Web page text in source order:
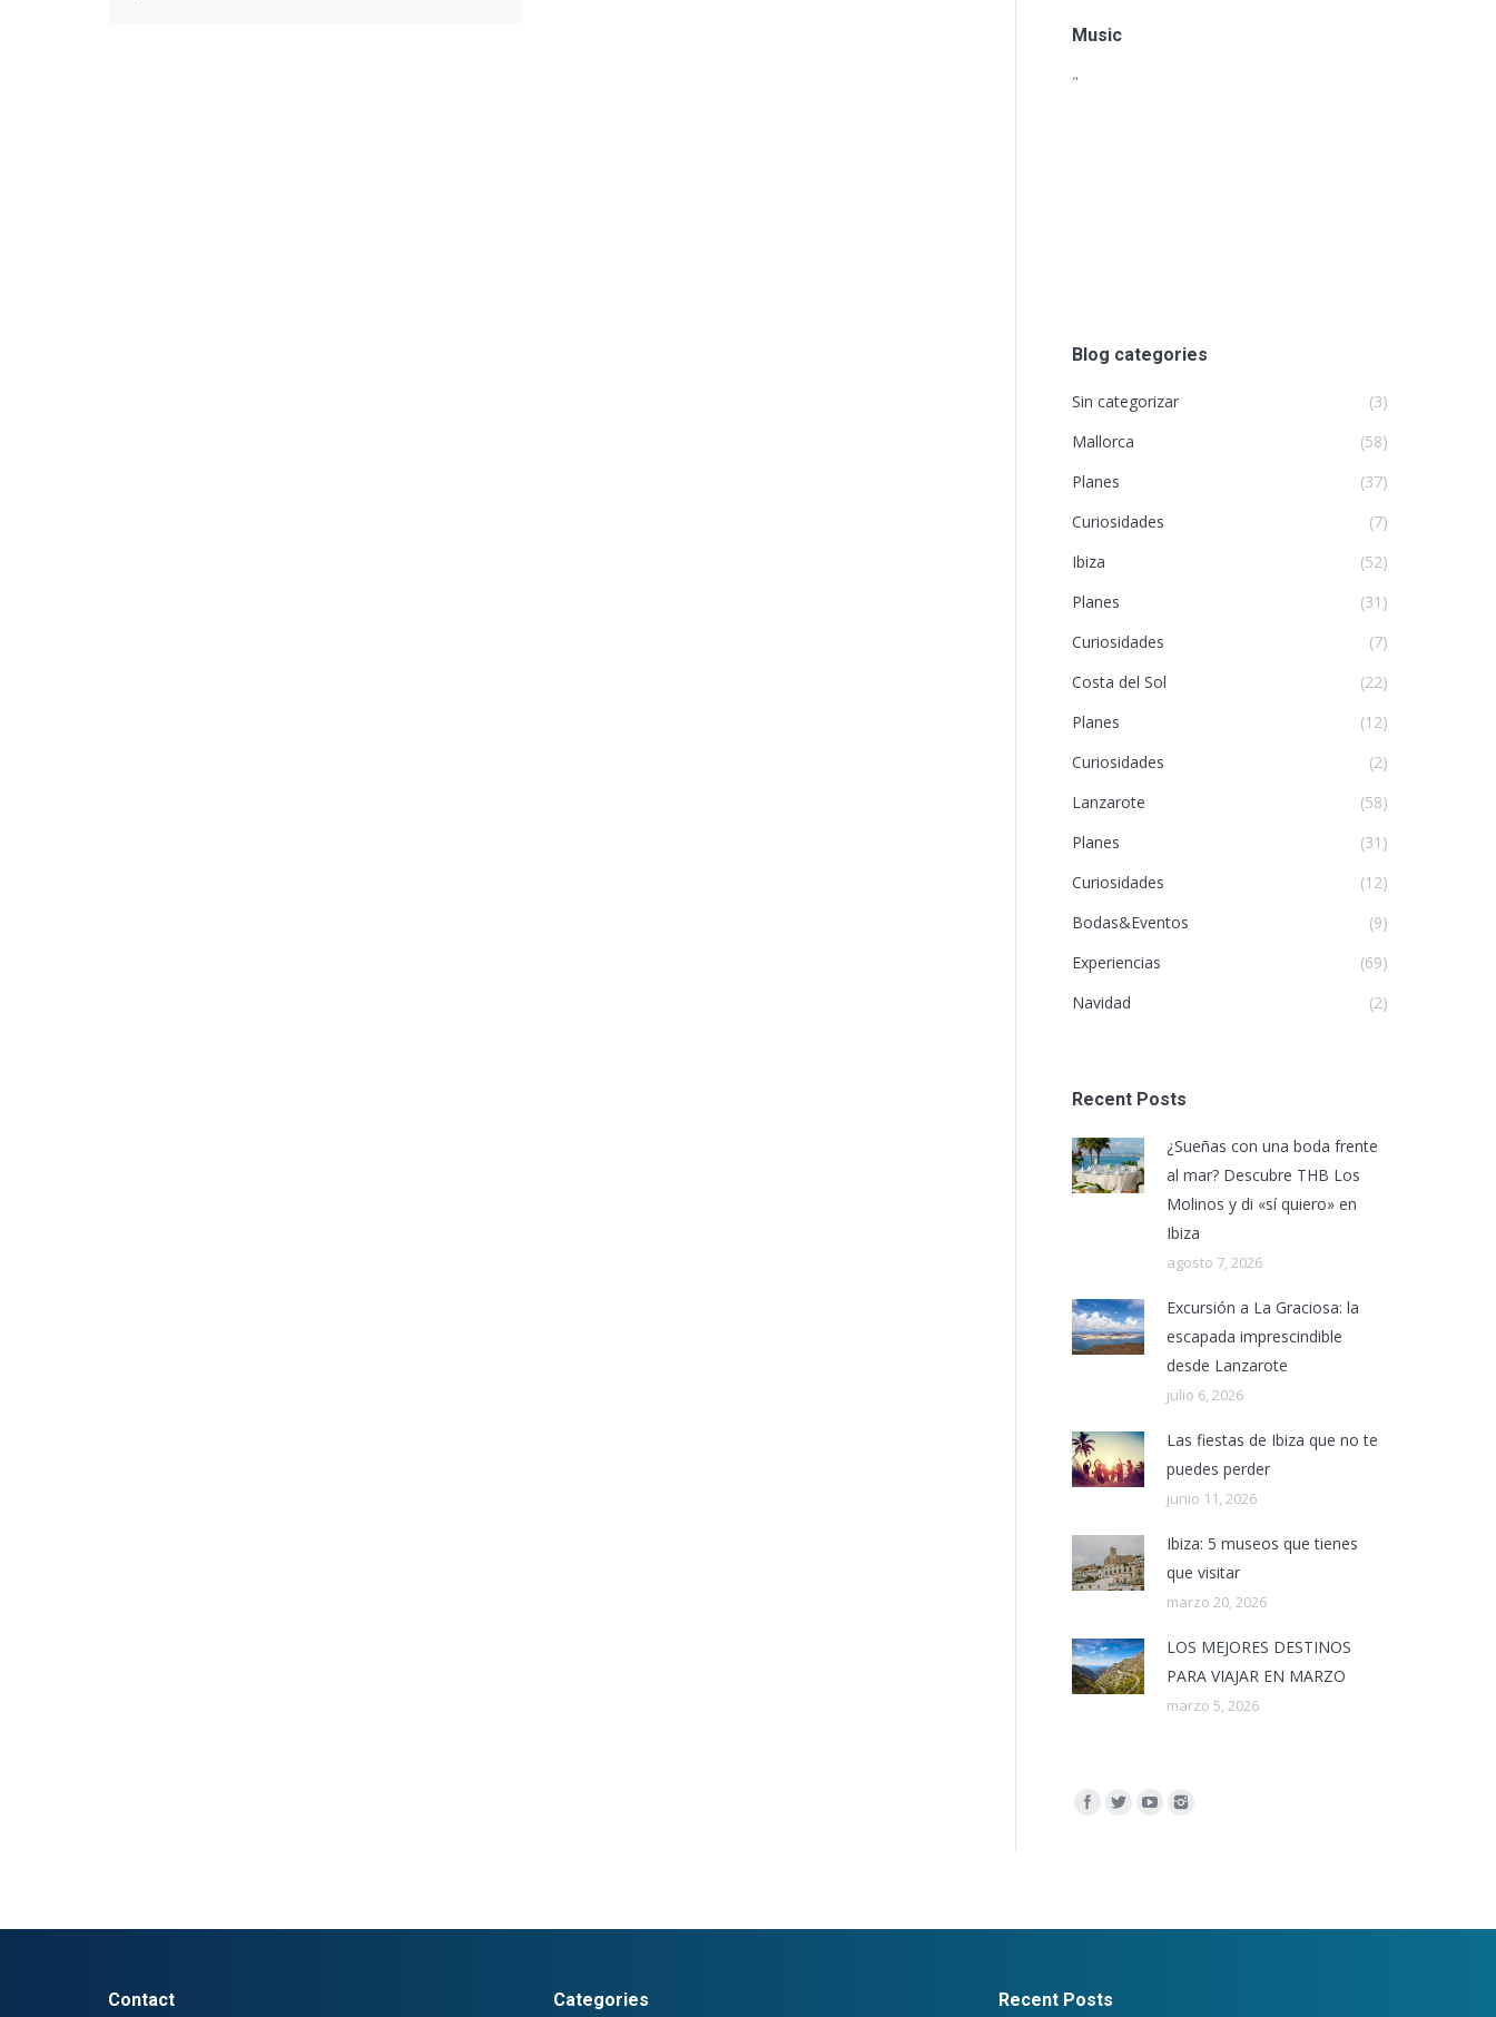
Music
"
Blog categories
Sin categorizar
(3)
Mallorca
(58)
Planes
(37)
Curiosidades
(7)
Ibiza
(52)
Planes
(31)
Curiosidades
(7)
Costa del Sol
(22)
Planes
(12)
Curiosidades
(2)
Lanzarote
(58)
Planes
(31)
Curiosidades
(12)
Bodas&Eventos
(9)
Experiencias
(69)
Navidad
(2)
Recent Posts
¿Sueñas con una boda frente
al mar? Descubre THB Los
Molinos y di «sí quiero» en
Ibiza
agosto 7, 2026
Excursión a La Graciosa: la
escapada imprescindible
desde Lanzarote
julio 6, 2026
Las fiestas de Ibiza que no te
puedes perder
junio 11, 2026
Ibiza: 5 museos que tienes
que visitar
marzo 20, 2026
LOS MEJORES DESTINOS
PARA VIAJAR EN MARZO
marzo 5, 2026
Encuéntranos en:
Contact Categories Recent Posts